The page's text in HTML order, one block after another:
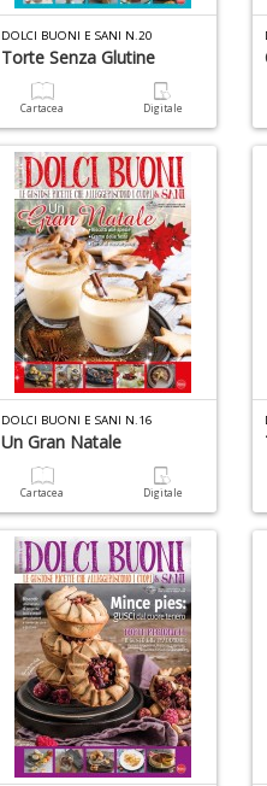
DOLCI BUONI E SANI N.20
Torte Senza Glutine
Cartacea Digitale
DOLCI BUONI E SANI N.16
Un Gran Natale
Cartacea Digitale